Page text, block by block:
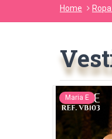
Home
Maria E